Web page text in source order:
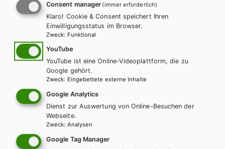
g
o
p
o
m
Ändern Sie die Suchkriterien oder setzten Sie die Suche
zurück.
Zurücksetzen
Wir sind gerne für Sie da!
Consent manager (immer erforderlich)
Klaro! Cookie & Consent speichert Ihren
Einwilligungsstatus im Browser.
Zweck: Funktional
YouTube
YouTube ist eine Online-Videoplattform, die zu
Google gehört.
Zweck: Eingebettete externe Inhalte
Google Analytics
Dienst zur Auswertung von Online-Besuchen der
Webseite.
Zweck: Analysen
Google Tag Manager